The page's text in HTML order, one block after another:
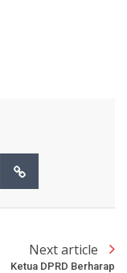
Next article
Ketua DPRD Berharap